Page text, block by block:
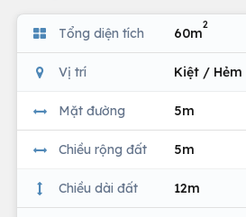
Tổng diện tích 60m
2
Vị trí Kiệt / Hẻm
Mặt đường 5m
Chiều rộng đất 5m
Chiều dài đất 12m